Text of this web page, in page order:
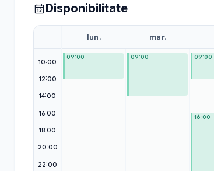
Disponibilitate
10:00
12:00
14:00
16:00
18:00
20:00
22:00
lun.
09:00
mar.
09:00 09:00
16:00